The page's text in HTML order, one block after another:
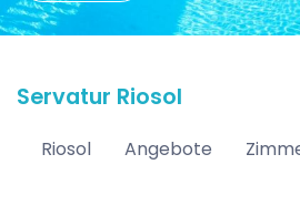
Servatur Riosol
Riosol Angebote